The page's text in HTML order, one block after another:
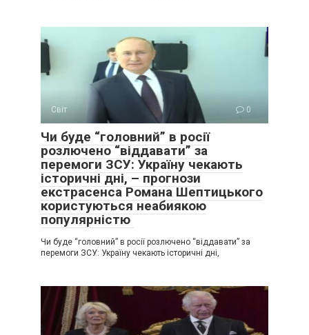
Світ 0
Чи буде “головний” в росії
розлючено “віддавати” за
перемоги ЗСУ: Україну чекають
історичні дні, – прогнози
екстрасенса Романа Шептицького
користуються неабиякою
популярністю
Чи буде “головний” в росії розлючено “віддавати” за
перемоги ЗСУ: Україну чекають історичні дні,